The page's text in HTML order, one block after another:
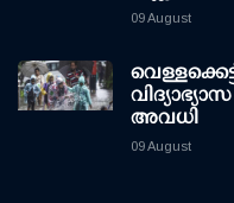
09 August
അവധി
09 August